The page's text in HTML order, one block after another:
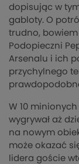
dopisując w
gabloty. O
trudno, bowiem
Podopieczni
Arsenalu i ich
przychylnego
W 10
wygrywał aż
na nowym
może okazać
lidera goście